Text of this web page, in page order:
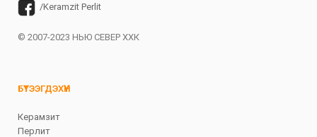
/Keramzit Perlit
© 2007-2023 НЬЮ СЕВЕР ХХК
БҮТЭЭГДЭХҮҮН
Керамзит
Перлит